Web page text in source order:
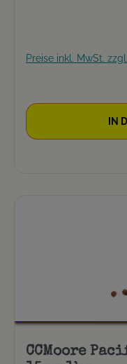
Preise inkl. MwSt.
IN
CCMoore